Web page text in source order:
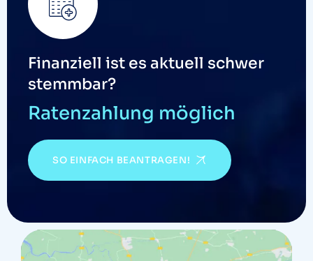
Finanziell ist es aktuell schwer
stemmbar?
Ratenzahlung möglich
SO EINFACH BEANTRAGEN!